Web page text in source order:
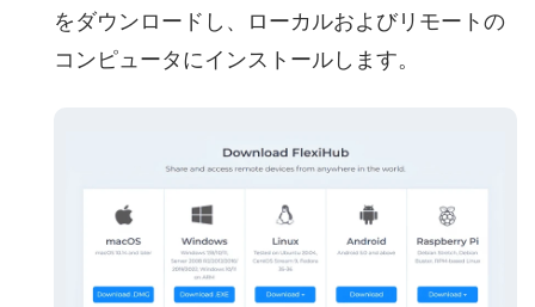
をダウンロードし、ローカルおよびリモートの
コンピュータにインストールします。